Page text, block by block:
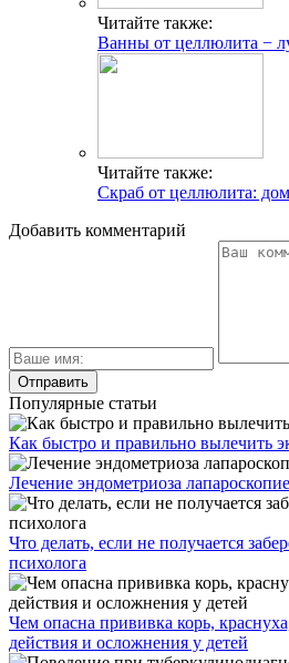
Читайте также:
Ванны от целлюлита −
Читайте также:
Скраб от целлюлита:
Добавить комментарий
Популярные статьи
Как быстро и правильно вылечить
Лечение эндометриоза
Что делать, если не получается
психолога
Чем опасна прививка корь,
действия и осложнения у детей